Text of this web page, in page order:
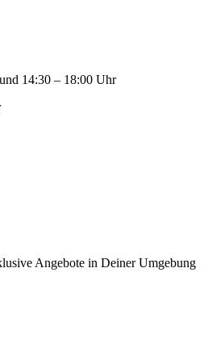
14:30 – 18:00 Uhr